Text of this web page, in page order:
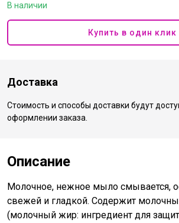
В наличии
Купить в один клик
Доставка
Стоимость и способы доставки будут
оформлении заказа.
Описание
Молочное, нежное мыло смывается,
свежей и гладкой. Содержит
(молочный жир: ингредиент для